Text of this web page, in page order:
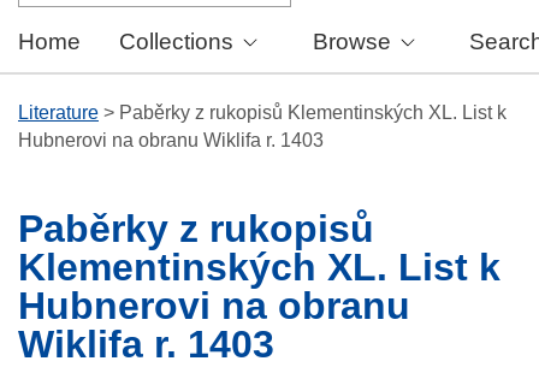
Home Collections Browse
Literature > Paběrky z rukopisů Klementinských XL. List k
Hubnerovi na obranu Wiklifa r. 1403
Paběrky z rukopisů
Klementinských XL. List k
Hubnerovi na obranu
Wiklifa r. 1403